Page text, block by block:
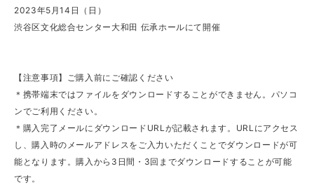
2023年5月14日（日）
渋谷区文化総合センター大和田 伝承ホールにて開催
【注意事項】ご購入前にご確認ください
＊携帯端末ではファイルをダウンロードすることができません。パソコ
ンでご利用ください。
＊購入完了メールにダウンロードURLが記載されます。URLにアクセス
し、購入時のメールアドレスをご入力いただくことでダウンロードが可
能となります。購入から3日間・3回までダウンロードすることが可能
です。